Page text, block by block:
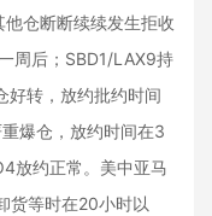
仓断断续续发生拒收
周后；SBD1/LAX9持
好转，放约批约时间
爆仓，放约时间在3
放约正常。美中亚马
货等时在20小时以